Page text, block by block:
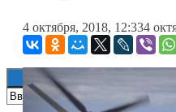
Книги
4 октября, 2018, 12:334